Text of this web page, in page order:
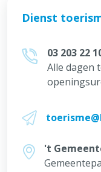
Dienst
03 203 22
Alle dagen
't